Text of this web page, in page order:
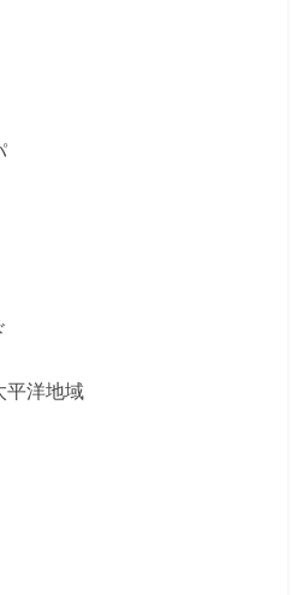
平洋地域